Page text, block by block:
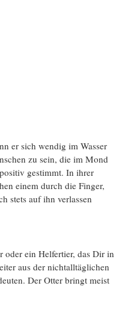
er sich wendig im Wasser
zu sein, die im Mond
gestimmt. In ihrer
einem durch die Finger,
stets auf ihn verlassen
oder ein Helfertier, das Dir in
aus der nichtalltäglichen
Der Otter bringt meist